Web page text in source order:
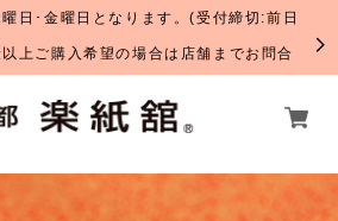
日･金曜日となります。(受付締切:前日
上ご購入希望の場合は店舗までお問合